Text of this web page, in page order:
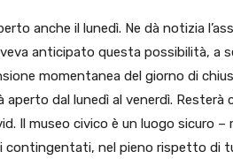
anche il lunedì. Ne dà notizia
anticipato questa possibilità, a
momentanea del giorno di
aperto dal lunedì al venerdì.
Il museo civico è un luogo sicuro –
nel pieno rispetto di